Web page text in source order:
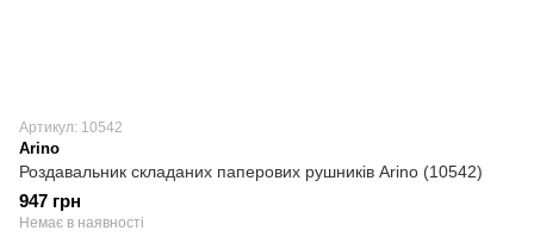
Артикул: 10542
Arino
Роздавальник складаних паперових рушників Arino (10542)
947 грн
Немає в наявності